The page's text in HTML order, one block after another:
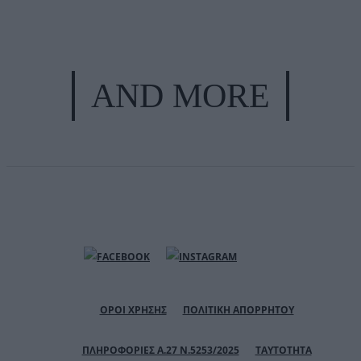
AND MORE
ΟΡΟΙ ΧΡΗΣΗΣ ΠΟΛΙΤΙΚΗ ΑΠΟΡΡΗΤΟΥ
ΠΛΗΡΟΦΟΡΙΕΣ Α.27 Ν.5253/2025 ΤΑΥΤΟΤΗΤΑ